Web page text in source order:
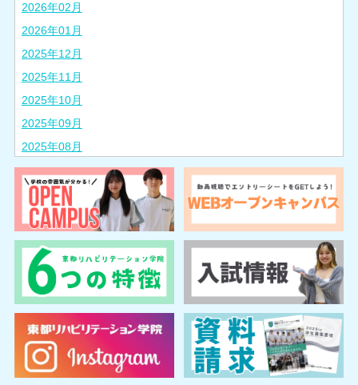
2026年02月
2026年01月
2025年12月
2025年11月
2025年10月
2025年09月
2025年08月
2025年07月
2025年06月
2025年05月
2025年04月
2025年03月
2025年02月
2024年08月
2024年07月
2024年06月